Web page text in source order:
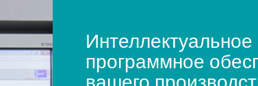
Интеллектуальное
программное